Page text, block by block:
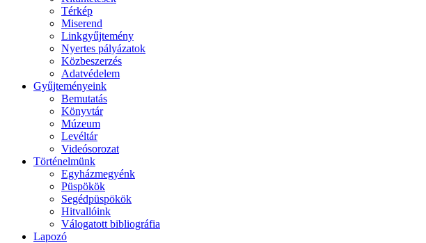
Térkép
Miserend
Linkgyűjtemény
Nyertes pályázatok
Közbeszerzés
Adatvédelem
Gyűjteményeink
Bemutatás
Könyvtár
Múzeum
Levéltár
Videósorozat
Történelmünk
Egyházmegyénk
Püspökök
Segédpüspökök
Hitvallóink
Válogatott bibliográfia
Lapozó